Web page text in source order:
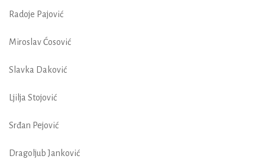
Radoje Pajović
Miroslav Ćosović
Slavka Daković
Ljilja Stojović
Srđan Pejović
Dragoljub Janković